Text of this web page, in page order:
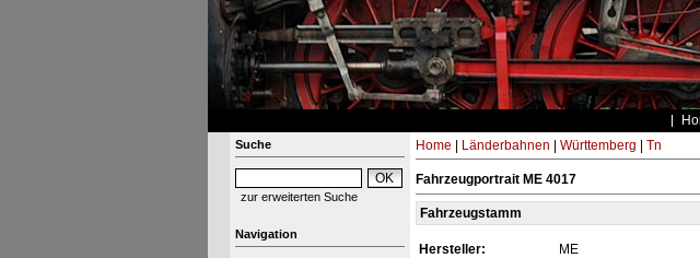
Suche
zur erweiterten Suche
Navigation
Home Länderbahnen Württemberg Tn
Fahrzeugportrait ME 4017
Fahrzeugstamm
Hersteller: ME